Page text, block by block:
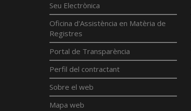
Seu Electrònica
Oficina d'Assistència en Matèria de
Registres
Portal de Transparència
Perfil del contractant
Sobre el web
Mapa web